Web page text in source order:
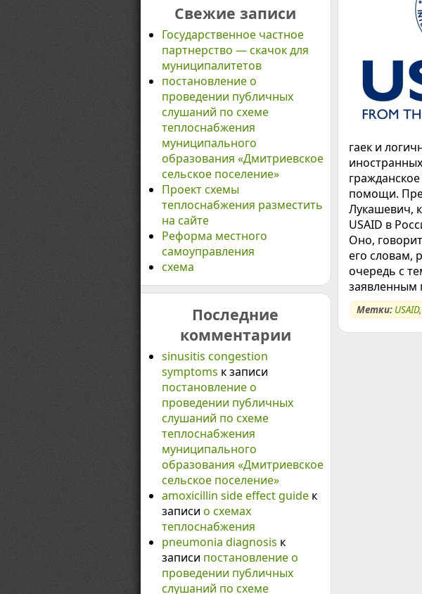
Свежие записи
Государственное частное
партнерство — скачок для
муниципалитетов
постановление о
проведении публичных
слушаний по схеме
теплоснабжения
муниципального
образования «Дмитриевское
сельское поселение»
Проект схемы
теплоснабжения разместить
на сайте
Реформа местного
самоуправления
схема
Последние
комментарии
sinusitis congestion
symptoms к записи
постановление о
проведении публичных
слушаний по схеме
теплоснабжения
муниципального
образования «Дмитриевское
сельское поселение»
amoxicillin side effect guideк
записи о схемах
теплоснабжения
pneumonia diagnosis к
записи постановление о
проведении публичных
слушаний по схеме
гаек и
помощи.
Лукашевич,
USAID в
Оно,
его словам,
очередь с
заявленным
Метки: USAID,